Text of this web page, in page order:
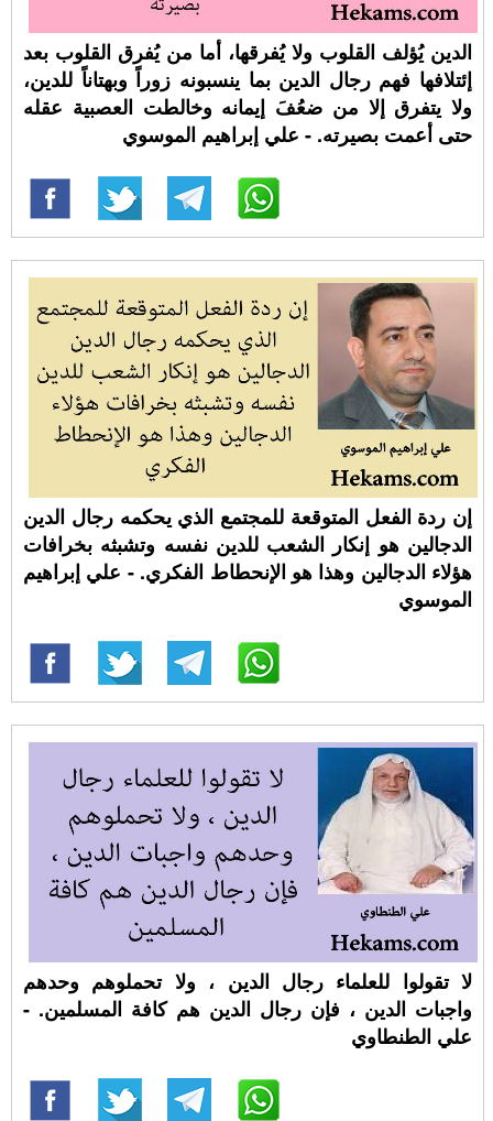
الدين يُؤلف القلوب ولا يُفرقها، أما من يُفرق القلوب بعد
إئتلافها فهم رجال الدين بما ينسبونه زوراً وبهتاناً للدين،
ولا يتفرق إلا من ضعُفَ إيمانه وخالطت العصبية عقله
حتى أعمت بصيرته. - علي إبراهيم الموسوي
إن ردة الفعل المتوقعة للمجتمع الذي يحكمه رجال الدين
الدجالين هو إنكار الشعب للدين نفسه وتشبثه بخرافات
هؤلاء الدجالين وهذا هو الإنحطاط الفكري. - علي إبراهيم
الموسوي
لا تقولوا للعلماء رجال الدين ، ولا تحملوهم وحدهم
واجبات الدين ، فإن رجال الدين هم كافة المسلمين. -
علي الطنطاوي